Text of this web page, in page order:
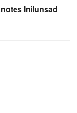
Inilunsad